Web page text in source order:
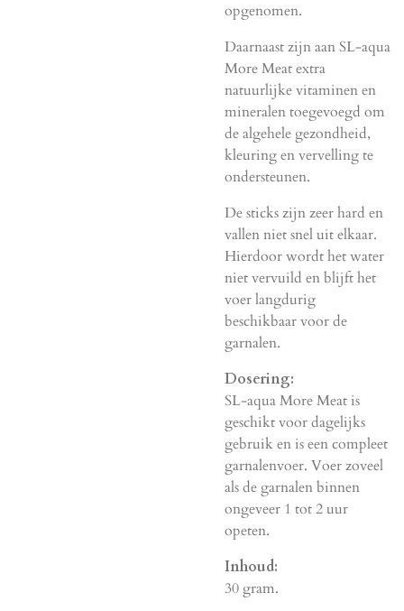
opgenomen.
Daarnaast zijn aan SL-aqua
More Meat extra
natuurlijke vitaminen en
mineralen toegevoegd om
de algehele gezondheid,
kleuring en vervelling te
ondersteunen.
De sticks zijn zeer hard en
vallen niet snel uit elkaar.
Hierdoor wordt het water
niet vervuild en blijft het
voer langdurig
beschikbaar voor de
garnalen.
Dosering:
SL-aqua More Meat is
geschikt voor dagelijks
gebruik en is een compleet
garnalenvoer. Voer zoveel
als de garnalen binnen
ongeveer 1 tot 2 uur
opeten.
Inhoud:
30 gram.